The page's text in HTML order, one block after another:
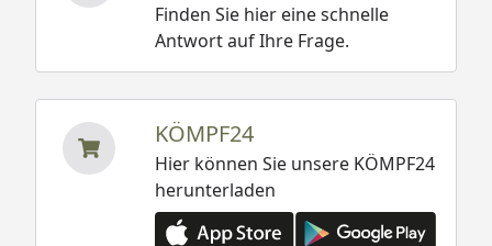
Finden Sie hier eine schnelle
Antwort auf Ihre Frage.
KÖMPF24
Hier können Sie unsere KÖMPF24
herunterladen